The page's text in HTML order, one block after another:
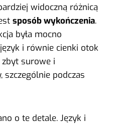
widoczną różnicą
sposób wykończenia.
była mocno
i równie cienki otok
zbyt surowe i
podczas
o te detale. Język i